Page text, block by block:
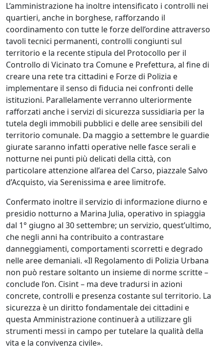
L’amministrazione ha inoltre intensificato i controlli nei
quartieri, anche in borghese, rafforzando il
coordinamento con tutte le forze dell’ordine attraverso
tavoli tecnici permanenti, controlli congiunti sul
territorio e la recente stipula del Protocollo per il
Controllo di Vicinato tra Comune e Prefettura, al fine di
creare una rete tra cittadini e Forze di Polizia e
implementare il senso di fiducia nei confronti delle
istituzioni. Parallelamente verranno ulteriormente
rafforzati anche i servizi di sicurezza sussidiaria per la
tutela degli immobili pubblici e delle aree sensibili del
territorio comunale. Da maggio a settembre le guardie
giurate saranno infatti operative nelle fasce serali e
notturne nei punti più delicati della città, con
particolare attenzione all’area del Carso, piazzale Salvo
d’Acquisto, via Serenissima e aree limitrofe.
Confermato inoltre il servizio di informazione diurno e
presidio notturno a Marina Julia, operativo in spiaggia
dal 1° giugno al 30 settembre; un servizio, quest’ultimo,
che negli anni ha contribuito a contrastare
danneggiamenti, comportamenti scorretti e degrado
nelle aree demaniali. «Il Regolamento di Polizia Urbana
non può restare soltanto un insieme di norme scritte –
conclude l’on. Cisint – ma deve tradursi in azioni
concrete, controlli e presenza costante sul territorio. La
sicurezza è un diritto fondamentale dei cittadini e
questa Amministrazione continuerà a utilizzare gli
strumenti messi in campo per tutelare la qualità della
vita e la convivenza civile».